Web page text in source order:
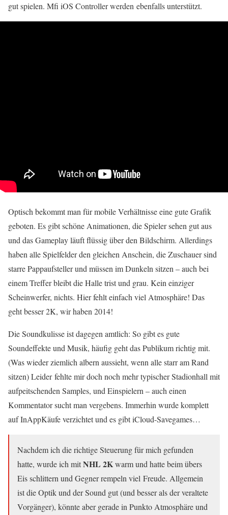
gut spielen. Mfi iOS Controller werden ebenfalls unterstützt.
Optisch bekommt man für mobile Verhältnisse eine gute Grafik
geboten. Es gibt schöne Animationen, die Spieler sehen gut aus
und das Gameplay läuft flüssig über den Bildschirm. Allerdings
haben alle Spielfelder den gleichen Anschein, die Zuschauer sind
starre Pappaufsteller und müssen im Dunkeln sitzen – auch bei
einem Treffer bleibt die Halle trist und grau. Kein einziger
Scheinwerfer, nichts. Hier fehlt einfach viel Atmosphäre! Das
geht besser 2K, wir haben 2014!
Die Soundkulisse ist dagegen amtlich: So gibt es gute
Soundeffekte und Musik, häufig geht das Publikum richtig mit.
(Was wieder ziemlich albern aussieht, wenn alle starr am Rand
sitzen) Leider fehlte mir doch noch mehr typischer Stadionhall mit
aufpeitschenden Samples, und Einspielern – auch einen
Kommentator sucht man vergebens. Immerhin wurde komplett
auf InAppKäufe verzichtet und es gibt iCloud-Savegames…
Nachdem ich die richtige Steuerung für mich gefunden
hatte, wurde ich mitNHL 2Kwarm und hatte beim übers
Eis schlittern und Gegner rempeln viel Freude. Allgemein
ist die Optik und der Sound gut (und besser als der veraltete
Vorgänger), könnte aber gerade in Punkto Atmosphäre und